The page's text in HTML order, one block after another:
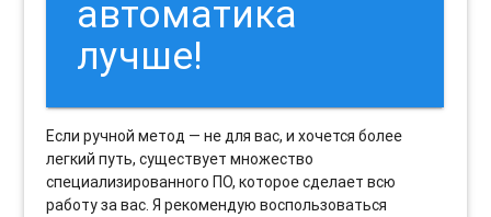
автоматика
лучше!
Если ручной метод — не для вас, и хочется более
легкий путь, существует множество
специализированного ПО, которое сделает всю
работу за вас. Я рекомендую воспользоваться